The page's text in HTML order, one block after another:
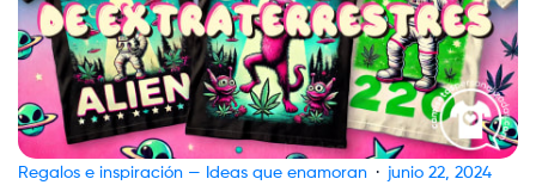
Regalos e inspiración — Ideas que enamoran
junio 22, 2024